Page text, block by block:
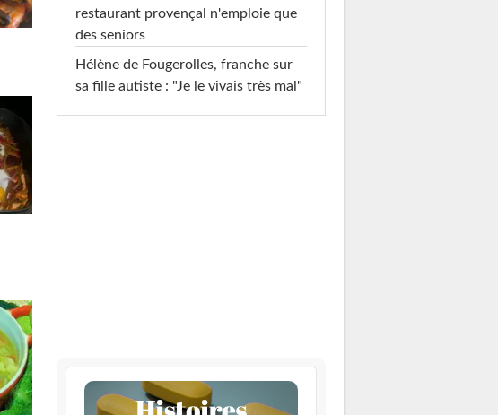
restaurant provençal n'emploie que
des seniors
Hélène de Fougerolles, franche sur
sa fille autiste : "Je le vivais très mal"